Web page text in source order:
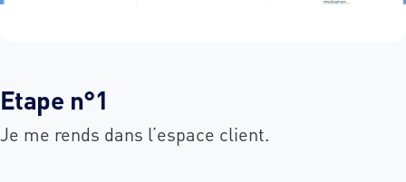
Etape n°1
Je me rends dans l’espace client.